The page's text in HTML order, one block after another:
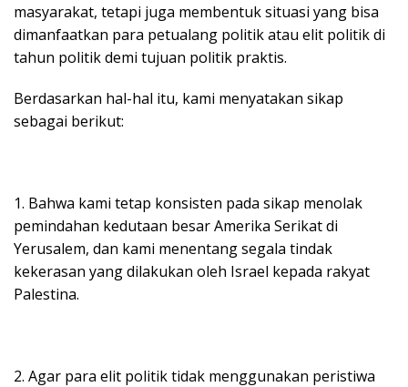
masyarakat, tetapi juga membentuk situasi yang bisa
dimanfaatkan para petualang politik atau elit politik di
tahun politik demi tujuan politik praktis.
Berdasarkan hal-hal itu, kami menyatakan sikap
sebagai berikut:
1. Bahwa kami tetap konsisten pada sikap menolak
pemindahan kedutaan besar Amerika Serikat di
Yerusalem, dan kami menentang segala tindak
kekerasan yang dilakukan oleh Israel kepada rakyat
Palestina.
2. Agar para elit politik tidak menggunakan peristiwa